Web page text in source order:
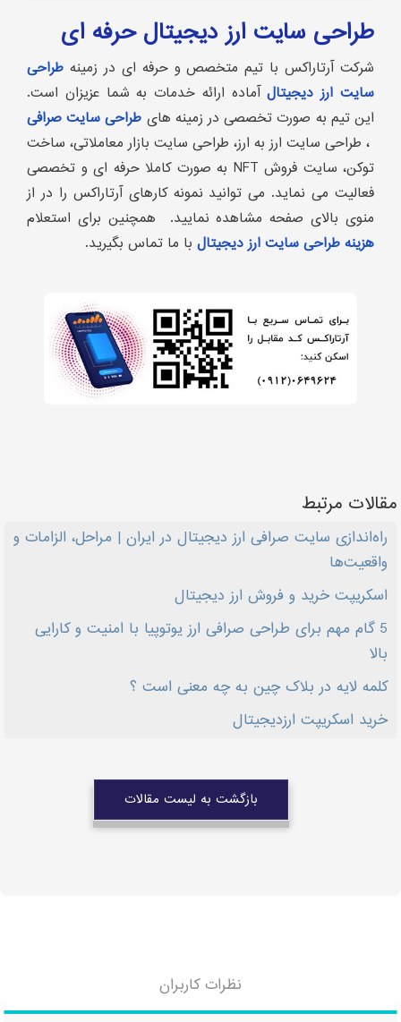
طراحی سایت ارز دیجیتال حرفه ای
شرکت آرتاراکس با تیم متخصص و حرفه ای در زمینه طراحی
سایت ارز دیجیتالآماده ارائه خدمات به شما عزیزان است.
این تیم به صورت تخصصی در زمینه های طراحی سایت صرافی
، طراحی سایت ارز به ارز، طراحی سایت بازار معاملاتی، ساخت
توکن، سایت فروش NFT به صورت کاملا حرفه ای و تخصصی
فعالیت می نماید. می توانید نمونه کارهای آرتاراکس را در از
منوی بالای صفحه مشاهده نمایید. همچنین برای استعلام
هزینه طراحی سایت ارز دیجیتال با ما تماس بگیرید.
مقالات مرتبط
راه‌اندازی سایت صرافی ارز دیجیتال در ایران | مراحل، الزامات و
واقعیت‌ها
اسکریپت خرید و فروش ارز دیجیتال
5 گام مهم برای طراحی صرافی ارز یوتوپیا با امنیت و کارایی
بالا
کلمه لایه در بلاک چین به چه معنی است ؟
خرید اسکریپت ارزدیجیتال
بازگشت به لیست مقالات
نظرات کاربران